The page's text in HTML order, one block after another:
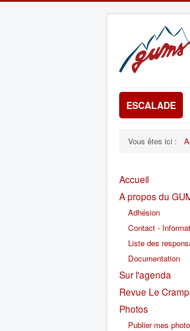
ESCALADE
Vous êtes ici :
Accueil
A propos du
Adhésion
Contact -
Liste des
Documentation
Sur l'agenda
Revue Le
Photos
Publier mes